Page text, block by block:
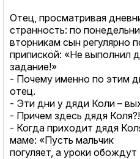
Отец, просматривая
странность: по
вторникам сын регулярно
припиской: «Не выполнил
задание!»
- Почему именно по этим
отец.
- Эти дни у дяди Коли –
- Причем здесь дядя
- Когда приходит дядя
маме: «Пусть мальчик
погуляет, а уроки